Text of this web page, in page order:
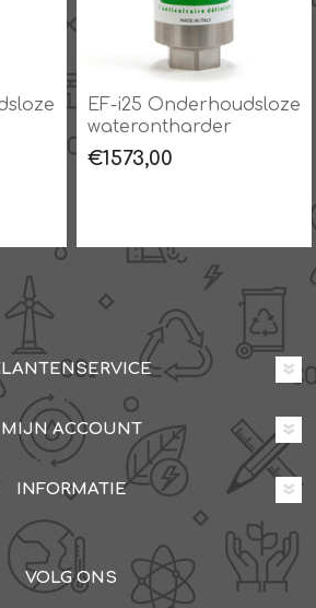
EF-i25 Onderhoudsloze
waterontharder
€1573,00
MIJN ACCOUNT
INFORMATIE
VOLG ONS